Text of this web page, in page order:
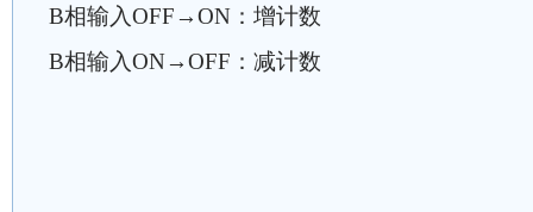
B相输入OFF→ON：增计数
B相输入ON→OFF：减计数